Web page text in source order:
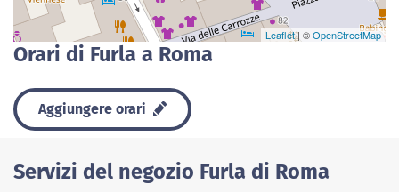
Leaflet| ©OpenStreetMap
Orari di Furla a Roma
Aggiungere orari
Servizi del negozio Furla di Roma